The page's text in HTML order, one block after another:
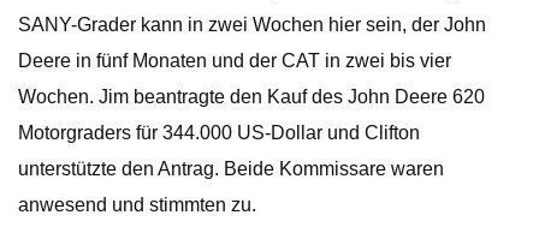
SANY-Grader kann in zwei Wochen hier sein, der John
Deere in fünf Monaten und der CAT in zwei bis vier
Wochen. Jim beantragte den Kauf des John Deere 620
Motorgraders für 344.000 US-Dollar und Clifton
unterstützte den Antrag. Beide Kommissare waren
anwesend und stimmten zu.